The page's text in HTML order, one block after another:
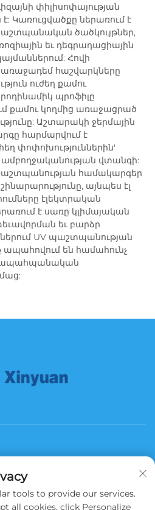
փիլիսոփայության
Կառուցվածքը ներառում է
ծածկույթներ,
եւ դեգրադացիային
Հովի
հաշվարկները
ուժեղ քամու
պրոֆիլը
քամու կողմից առաջացրած
Աշտարակի ջերմային
հարմարվում է
փոփոխություններին'
վտանգի:
համակարգեր
այնպես էլ
էլեկտրական
է սառը կլիմայական
եւ բարձր
UV պաշտպանության
ապահովում են համահունչ
Աբոնացեք
tools to provide our services.
all cookies, click Personalize